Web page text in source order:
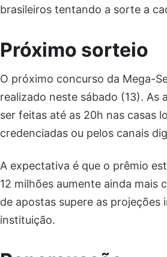
brasileiros tentando a sorte a
Próximo sorteio
O próximo concurso da Mega-
realizado neste sábado (13). As
ser feitas até as 20h nas casas
credenciadas ou pelos canais
A expectativa é que o prêmio
12 milhões aumente ainda mais
de apostas supere as projeções
instituição.